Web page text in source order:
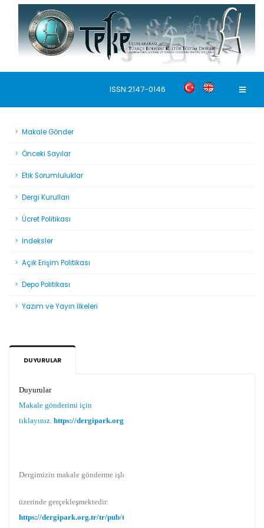
ISSN:2147-0146
Makale Gönder
Önceki Sayılar
Etik Sorumluluklar
Dergi Kurulları
Ücret Politikası
İndeksler
Açık Erişim Politikası
Depo Politikası
Yazım ve Yayın İlkeleri
DUYURULAR